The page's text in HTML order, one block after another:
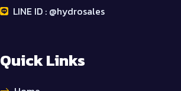
LINE ID : @hydrosales
Quick Links